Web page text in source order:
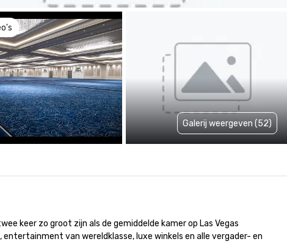
Galerij weergeven (52)
keer zo groot zijn als de gemiddelde kamer op Las Vegas
van wereldklasse, luxe winkels en alle vergader- en